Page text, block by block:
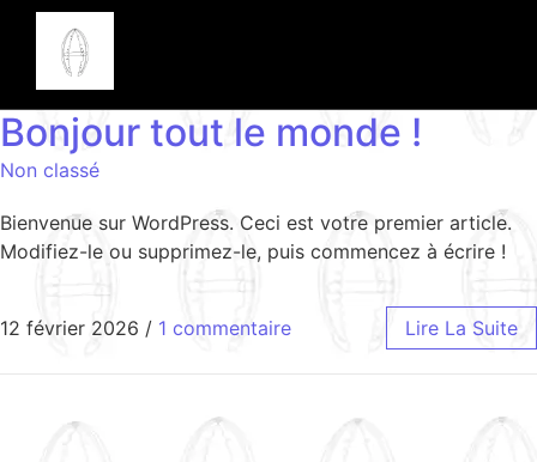
Bonjour tout le monde !
Non classé
Bienvenue sur WordPress. Ceci est votre premier article.
Modifiez-le ou supprimez-le, puis commencez à écrire !
12 février 2026 / 1 commentaire Lire La Suite